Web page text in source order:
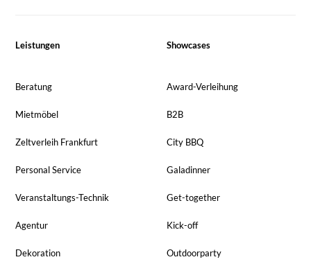
Leistungen
Beratung
Mietmöbel
Zeltverleih Frankfurt
Personal Service
Veranstaltungs-Technik
Agentur
Dekoration
Showcases
Award-Verleihung
B2B
City BBQ
Galadinner
Get-together
Kick-off
Outdoorparty